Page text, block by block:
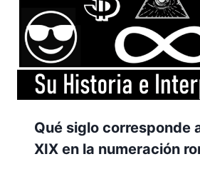
Qué siglo corresponde
XIX en la numeración